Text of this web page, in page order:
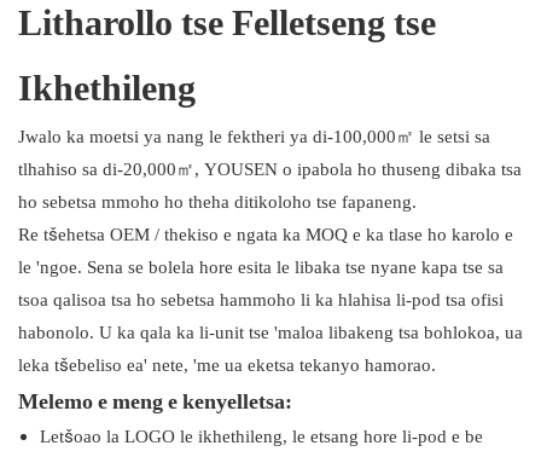
Litharollo tse Felletseng tse
Ikhethileng
Jwalo ka moetsi ya nang le fektheri ya di-100,000㎡ le setsi sa
tlhahiso sa di-20,000㎡, YOUSEN o ipabola ho thuseng dibaka tsa
ho sebetsa mmoho ho theha ditikoloho tse fapaneng.
Re tšehetsa OEM / thekiso e ngata ka MOQ e ka tlase ho karolo e
le 'ngoe. Sena se bolela hore esita le libaka tse nyane kapa tse sa
tsoa qalisoa tsa ho sebetsa hammoho li ka hlahisa li-pod tsa ofisi
habonolo. U ka qala ka li-unit tse 'maloa libakeng tsa bohlokoa, ua
leka tšebeliso ea' nete, 'me ua eketsa tekanyo hamorao.
Melemo e meng e kenyelletsa:
Letšoao la LOGO le ikhethileng, le etsang hore li-pod e be